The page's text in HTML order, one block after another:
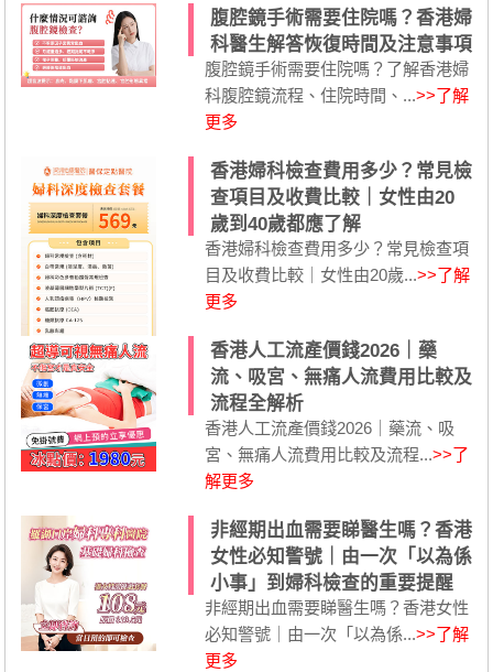
腹腔鏡手術需要住院嗎？香港婦
科醫生解答恢復時間及注意事項
腹腔鏡手術需要住院嗎？了解香港婦
科腹腔鏡流程、住院時間、...>>了解
更多
香港婦科檢查費用多少？常見檢
查項目及收費比較｜女性由20
歲到40歲都應了解
香港婦科檢查費用多少？常見檢查項
目及收費比較｜女性由20歲...>>了解
更多
香港人工流產價錢2026｜藥
流、吸宮、無痛人流費用比較及
流程全解析
香港人工流產價錢2026｜藥流、吸
宮、無痛人流費用比較及流程...>>了
解更多
非經期出血需要睇醫生嗎？香港
女性必知警號｜由一次「以為係
小事」到婦科檢查的重要提醒
非經期出血需要睇醫生嗎？香港女性
必知警號｜由一次「以為係...>>了解
更多